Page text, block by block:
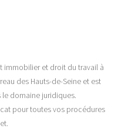
immobilier et droit du travail à
des Hauts-de-Seine et est
le domaine juridiques.
pour toutes vos procédures